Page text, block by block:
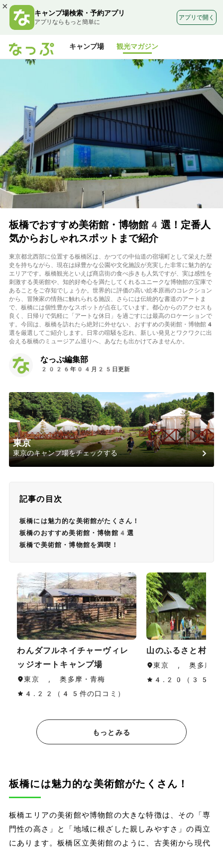
×
キャンプ場検索・予約アプリ
アプリならもっと簡単に
アプリで開く
キャンプ場 観光マガジン
板橋でおすすめ美術館・博物館4選！定番人
気からおしゃれスポットまで紹介
東京都北西部に位置する板橋区は、かつての中仙道の宿場町として栄えた歴
史を持ちながら、現在は緑豊かな公園や文化施設が充実した非常に魅力的な
エリアです。板橋観光といえば商店街の食べ歩きも人気ですが、実は感性を
刺激する美術館や、知的好奇心を満たしてくれるユニークな博物館の宝庫で
あることをご存知でしょうか。世界的に評価の高い絵本原画のコレクション
から、冒険家の情熱に触れられる施設、さらには伝統的な書道のアートま
で、板橋には個性豊かなスポットが点在しています。都心からのアクセスも
良く、日帰りで気軽に「アートな休日」を過ごすには最高のロケーションで
す。今回は、板橋を訪れたら絶対に外せない、おすすめの美術館・博物館4
選を厳選してご紹介します。日常の喧騒を忘れ、新しい発見とワクワクに出
会える板橋のミュージアム巡りへ、あなたも出かけてみませんか。
なっぷ編集部
2026年04月25日更新
東京
東京のキャンプ場をチェックする
記事の目次
板橋には魅力的な美術館がたくさん！
板橋のおすすめ美術館・博物館4選
板橋で美術館・博物館を満喫！
わんダフルネイチャーヴィレ
ッジオートキャンプ場
東京 , 奥多摩・青梅
4.22（45件の口コミ）
山のふるさと村キ
東京 , 奥多摩・
4.20（35件の
もっとみる
板橋には魅力的な美術館がたくさん！
板橋エリアの美術館や博物館の大きな特徴は、その「専
門性の高さ」と「地域に根ざした親しみやすさ」の両立
にあります。板橋区立美術館のように、古美術から現代